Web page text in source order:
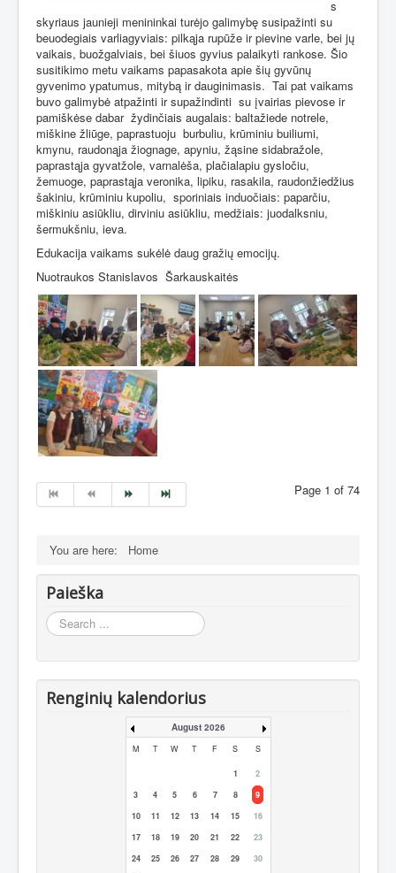
s
skyriaus jaunieji menininkai turėjo galimybę susipažinti su
beuodegiais varliagyviais: pilkąja rupūže ir pievine varle, bei jų
vaikais, buožgalviais, bei šiuos gyvius palaikyti rankose. Šio
susitikimo metu vaikams papasakota apie šių gyvūnų
gyvenimo ypatumus, mitybą ir dauginimasis. Tai pat vaikams
buvo galimybė atpažinti ir supažindinti su įvairias pievose ir
pamiškėse dabar žydinčiais augalais: baltažiede notrele,
miškine žliūge, paprastuoju burbuliu, krūminiu builiumi,
kmynu, raudonąja žiognage, apyniu, žąsine sidabražole,
paprastąja gyvatžole, varnalėša, plačialapiu gysločiu,
žemuoge, paprastąja veronika, lipiku, rasakila, raudonžiedžius
šakiniu, krūminiu kupoliu, sporiniais induočiais: paparčiu,
miškiniu asiūkliu, dirviniu asiūkliu, medžiais: juodalksniu,
šermukšniu, ieva.
Edukacija vaikams sukėlė daug gražių emocijų.
Nuotraukos Stanislavos Šarkauskaitės
Page 1 of 74
You are here: Home
Paieška
Search
...
Renginių kalendorius
August 2026
M T W T F S S
1
2
3
4 5 6 7 8
9
10
11 12 13 14 15
16
17
18 19 20 21 22
23
24
25 26 27 28 29
30